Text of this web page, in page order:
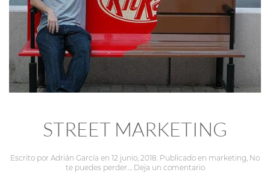
STREET MARKETING
Escrito por Adrián García en 12 junio, 2018 . Publicado en marketing No
te puedes perder...
Deja un comentario